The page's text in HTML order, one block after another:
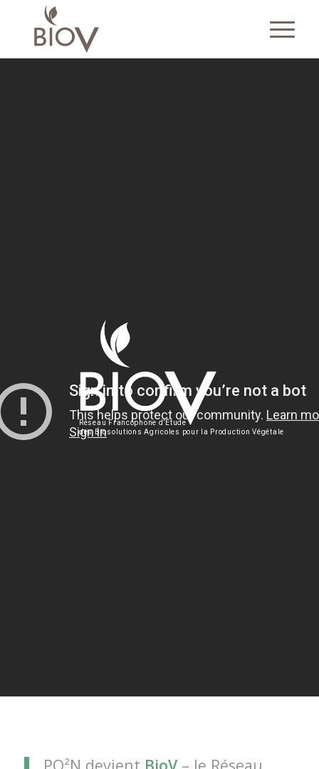
Réseau Francophone d’Étude
des Biosolutions Agricoles pour la Production Végétale
PO²N devient BioV– le Réseau